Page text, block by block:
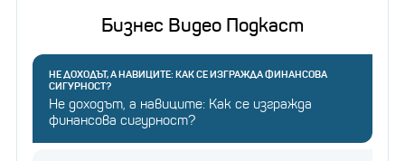
Бизнес Видео Подкаст
НЕ ДОХОДЪТ, А НАВИЦИТЕ: КАК СЕ ИЗГРАЖДА ФИНАНСОВА
СИГУРНОСТ?
Не доходът, а навиците: Как се изгражда
финансова сигурност?